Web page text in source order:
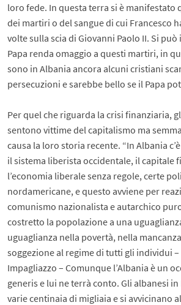
loro fede. In questa terra si è manifestato
dei martiri o del sangue di cui Francesco
volte sulla scia di Giovanni Paolo II. Si
Papa renda omaggio a questi martiri, in
sono in Albania ancora alcuni cristiani
persecuzioni e sarebbe bello se il Papa
Per quel che riguarda la crisi finanziaria,
sentono vittime del capitalismo ma
causa la loro storia recente. “In Albania
il sistema liberista occidentale, il capitale
l’economia liberale senza regole, certe
nordamericane, e questo avviene per
comunismo nazionalista e autarchico
costretto la popolazione a una
uguaglianza nella povertà, nella
soggezione al regime di tutti gli individui
Impagliazzo – Comunque l’Albania è un
generis e lui ne terrà conto. Gli albanesi
varie centinaia di migliaia e si avvicinano